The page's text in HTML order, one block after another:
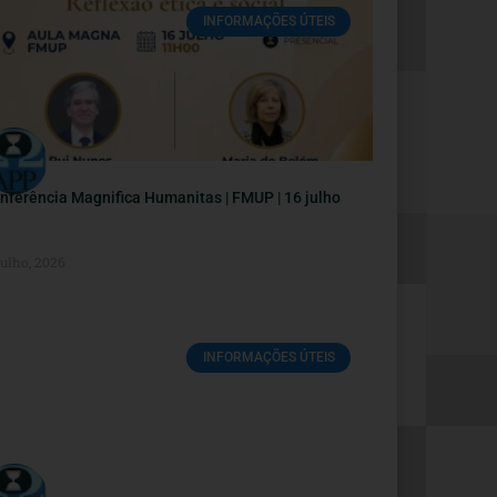
INFORMAÇÕES ÚTEIS
Magnifica Humanitas | FMUP | 16 julho
INFORMAÇÕES ÚTEIS